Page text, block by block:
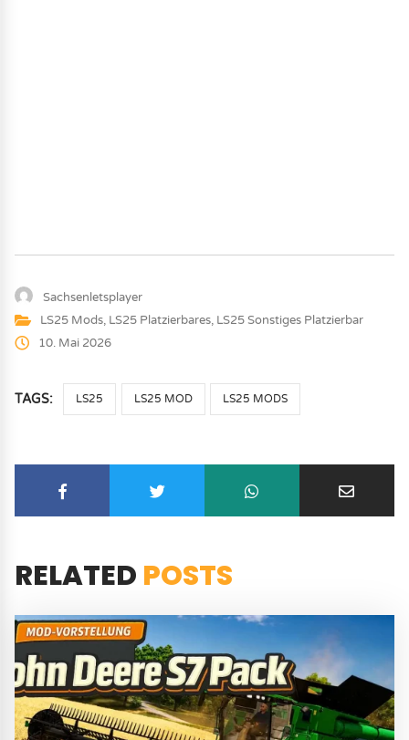
Sachsenletsplayer
LS25 Mods, LS25 Platzierbares, LS25 Sonstiges Platzierbar
10. Mai 2026
TAGS: LS25 LS25 MOD LS25 MODS
RELATED POSTS